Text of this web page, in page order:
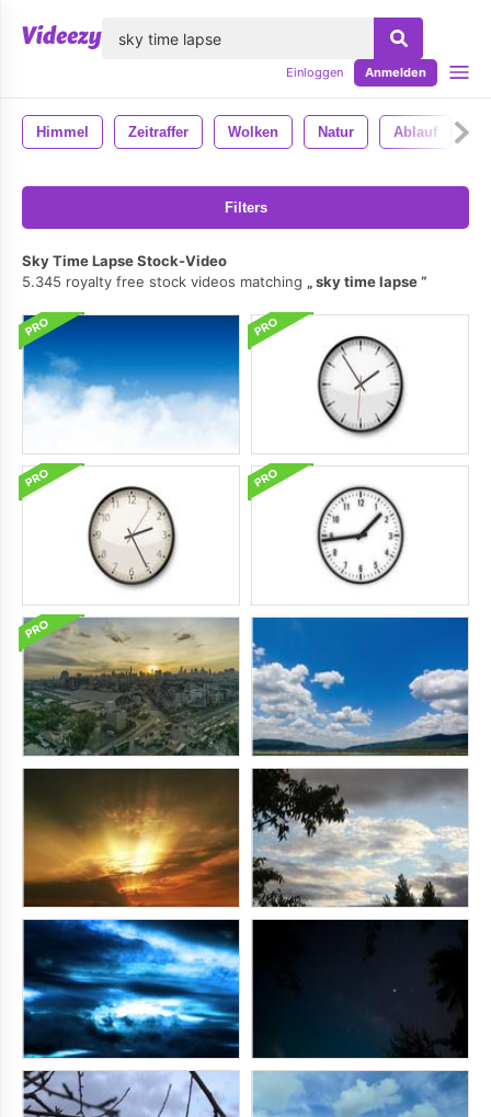
Einloggen Anmelden
Himmel Zeitraffer Wolken Natur Ablauf
Filters
Sky Time Lapse Stock-Video
5.345 royalty free stock videos matching
sky time lapse